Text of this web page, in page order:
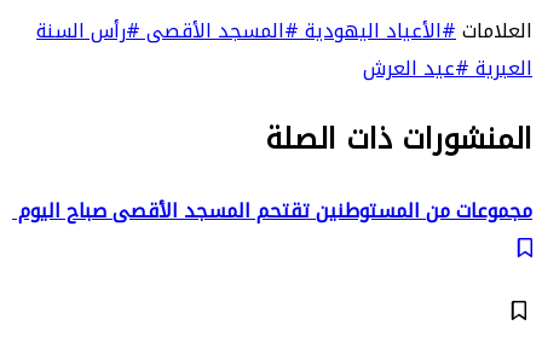
العلامات#الأعياد اليهودية#المسجد الأقصى#رأس السنة
العبرية#عيد العرش
المنشورات ذات الصلة
مجموعات من المستوطنين تقتحم المسجد الأقصى صباح اليوم